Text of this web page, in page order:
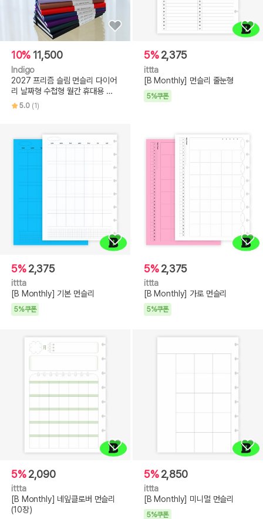
10% 11,500
Indigo
2027 프리즘 슬림 먼슬리 다이어
리 날짜형 수첩형 월간 휴대용 미
니 5.0 (1)
5% 2,375
ittta
[B Monthly] 먼슬리 줄눈형
5%쿠폰
5% 2,375
ittta
[B Monthly] 기본 먼슬리
5%쿠폰
5% 2,375
ittta
[B Monthly] 가로 먼슬리
5%쿠폰
5% 2,090
ittta
[B Monthly] 네잎클로버 먼슬리
(10장)
5% 2,850
ittta
[B Monthly] 미니멀 먼슬리
5%쿠폰